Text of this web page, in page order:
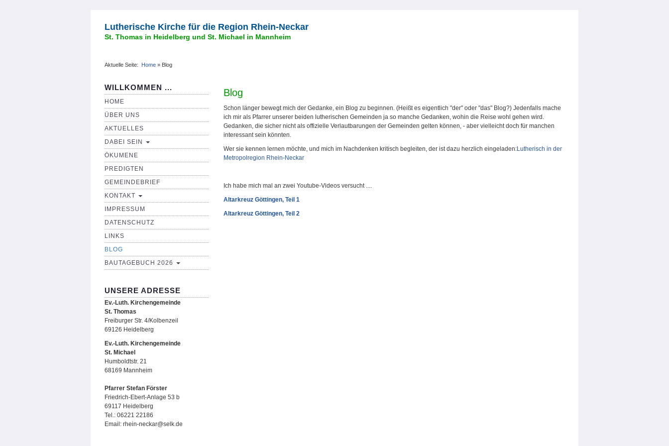
Lutherische Kirche für die Region Rhein-Neckar
St. Thomas in Heidelberg und St. Michael in Mannheim
Aktuelle Seite: Home » Blog
WILLKOMMEN ...
HOME
ÜBER UNS
AKTUELLES
DABEI SEIN
ÖKUMENE
PREDIGTEN
GEMEINDEBRIEF
KONTAKT
IMPRESSUM
DATENSCHUTZ
LINKS
BLOG
BAUTAGEBUCH 2026
UNSERE ADRESSE
Ev.-Luth. Kirchengemeinde
St. Thomas
Freiburger Str. 4/Kolbenzeil
69126 Heidelberg
Ev.-Luth. Kirchengemeinde
St. Michael
Humboldtstr. 21
68169 Mannheim
Pfarrer Stefan Förster
Friedrich-Ebert-Anlage 53 b
69117 Heidelberg
Tel.: 06221 22186
Email: rhein-neckar@selk.de
Blog
Schon länger bewegt mich der Gedanke, ein Blog zu beginnen. (Heißt es eigentlich "der" oder "das" Blog?) Jedenfalls mache
ich mir als Pfarrer unserer beiden lutherischen Gemeinden ja so manche Gedanken, wohin die Reise wohl gehen wird.
Gedanken, die sicher nicht als offizielle Verlautbarungen der Gemeinden gelten können, - aber vielleicht doch für manchen
interessant sein könnten.
Wer sie kennen lernen möchte, und mich im Nachdenken kritisch begleiten, der ist dazu herzlich eingeladen:Lutherisch in der
Metropolregion Rhein-Neckar
Ich habe mich mal an zwei Youtube-Videos versucht ....
Altarkreuz Göttingen, Teil 1
Altarkreuz Göttingen, Teil 2